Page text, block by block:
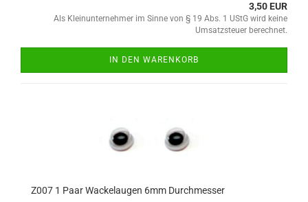
3,50 EUR
Als Kleinunternehmer im Sinne von § 19 Abs. 1 UStG wird keine
Umsatzsteuer berechnet.
IN DEN WARENKORB
Z007 1 Paar Wackelaugen 6mm Durchmesser